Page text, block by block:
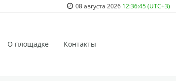
08 августа 2026 12:36:45 (UTC+3)
О площадке Контакты